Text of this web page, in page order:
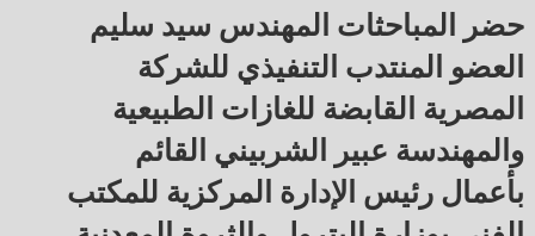
حضر المباحثات المهندس سيد سليم
العضو المنتدب التنفيذي للشركة
المصرية القابضة للغازات الطبيعية
والمهندسة عبير الشربيني القائم
بأعمال رئيس الإدارة المركزية للمكتب